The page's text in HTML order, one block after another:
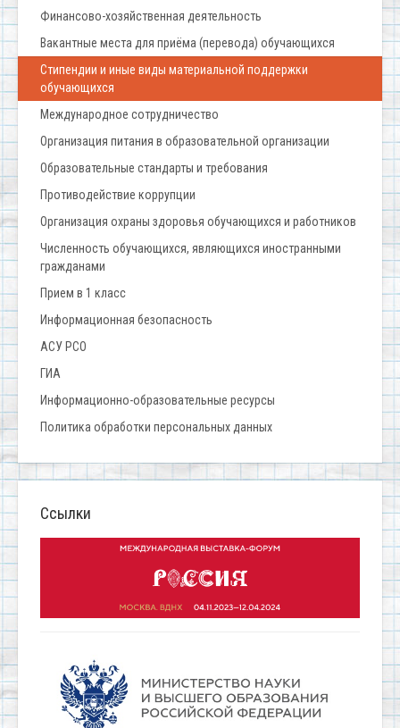
Финансово-хозяйственная деятельность
Вакантные места для приёма (перевода) обучающихся
Стипендии и иные виды материальной поддержки
обучающихся
Международное сотрудничество
Организация питания в образовательной организации
Образовательные стандарты и требования
Противодействие коррупции
Организация охраны здоровья обучающихся и работников
Численность обучающихся, являющихся иностранными
гражданами
Прием в 1 класс
Информационная безопасность
АСУ РСО
ГИА
Информационно-образовательные ресурсы
Политика обработки персональных данных
Ссылки